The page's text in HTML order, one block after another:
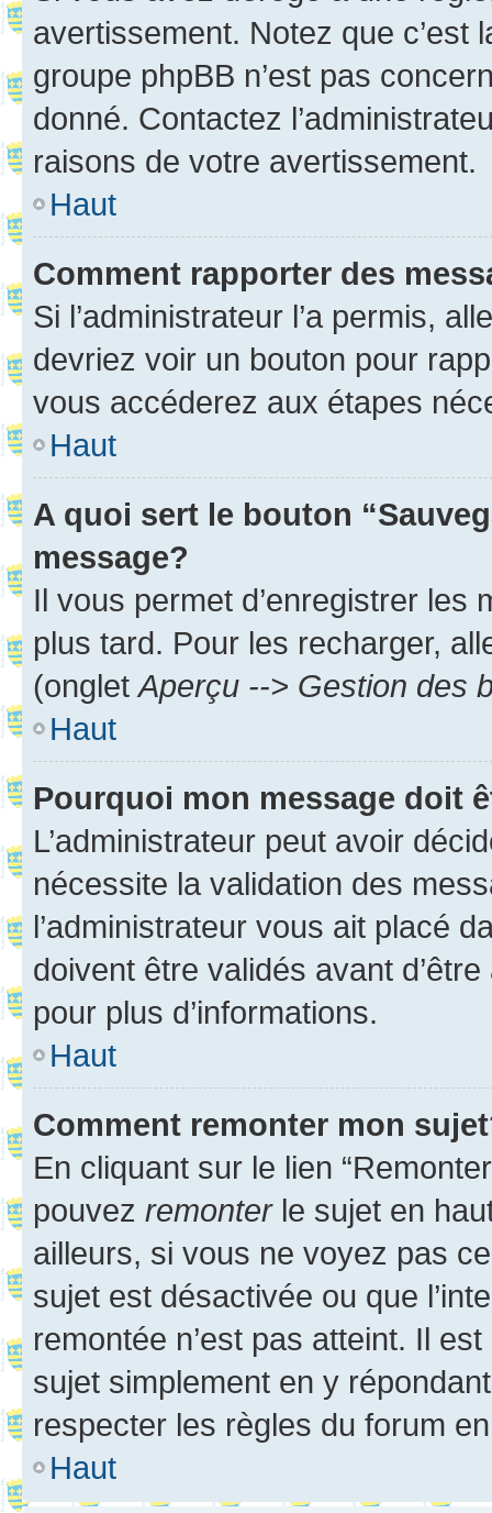
avertissement. Notez que c’est
groupe phpBB n’est pas
donné. Contactez
raisons de votre avertissement.
Haut
Comment rapporter des
Si l’administrateur l’a permis,
devriez voir un bouton pour
vous accéderez aux étapes
Haut
A quoi sert le bouton
message?
Il vous permet d’enregistrer
plus tard. Pour les recharger,
(onglet Aperçu --> Gestion des
Haut
Pourquoi mon message doit
L’administrateur peut avoir
nécessite la validation des
l’administrateur vous ait placé
doivent être validés avant
pour plus d’informations.
Haut
Comment remonter mon
En cliquant sur le lien
pouvez remonterle sujet en
ailleurs, si vous ne voyez pas
sujet est désactivée ou que
remontée n’est pas atteint. Il
sujet simplement en y
respecter les règles du forum
Haut